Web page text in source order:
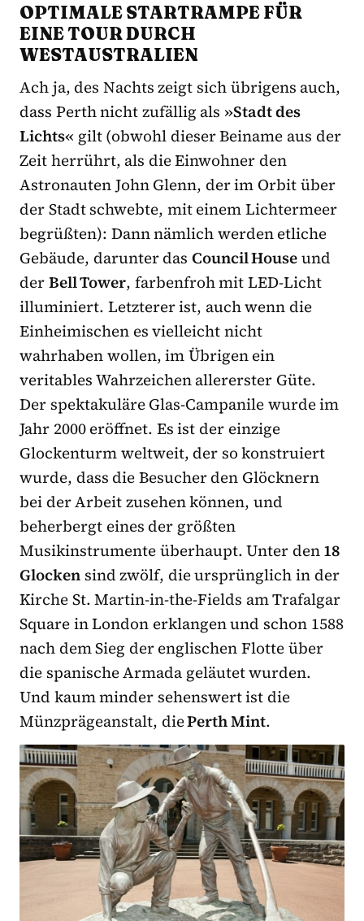
OPTIMALE STARTRAMPE FÜR
EINE TOUR DURCH
WESTAUSTRALIEN
Ach ja, des Nachts zeigt sich übrigens auch,
dass Perth nicht zufällig als »Stadt des
Lichts« gilt (obwohl dieser Beiname aus der
Zeit herrührt, als die Einwohner den
Astronauten John Glenn, der im Orbit über
der Stadt schwebte, mit einem Lichtermeer
begrüßten): Dann nämlich werden etliche
Gebäude, darunter das Council Houseund
derBell Tower, farbenfroh mit LED-Licht
illuminiert. Letzterer ist, auch wenn die
Einheimischen es vielleicht nicht
wahrhaben wollen, im Übrigen ein
veritables Wahrzeichen allererster Güte.
Der spektakuläre Glas-Campanile wurde im
Jahr 2000 eröffnet. Es ist der einzige
Glockenturm weltweit, der so konstruiert
wurde, dass die Besucher den Glöcknern
bei der Arbeit zusehen können, und
beherbergt eines der größten
Musikinstrumente überhaupt. Unter den18
Glocken sind zwölf, die ursprünglich in der
Kirche St. Martin-in-the-Fields am Trafalgar
Square in London erklangen und schon 1588
nach dem Sieg der englischen Flotte über
die spanische Armada geläutet wurden.
Und kaum minder sehenswert ist die
Münzprägeanstalt, diePerth Mint.